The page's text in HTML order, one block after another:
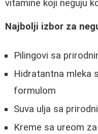
vitamine koji neguju
Najbolji izbor za
Pilingovi sa
Hidratantna mleka
formulom
Suva ulja sa
Kreme sa ureom